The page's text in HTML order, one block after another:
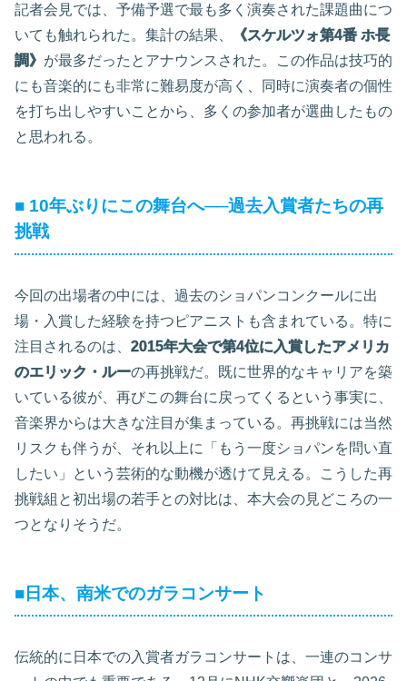
記者会見では、予備予選で最も多く演奏された課題曲につ
いても触れられた。集計の結果、
《スケルツォ第4番 ホ長
調》 が最多だったとアナウンスされた。この作品は技巧的
にも音楽的にも非常に難易度が高く、同時に演奏者の個性
を打ち出しやすいことから、多くの参加者が選曲したもの
と思われる。
■ 10年ぶりにこの舞台へ──過去入賞者たちの再
挑戦
今回の出場者の中には、過去のショパンコンクールに出
場・入賞した経験を持つピアニストも含まれている。特に
注目されるのは、 2015年大会で第4位に入賞したアメリカ
のエリック・ルーの再挑戦だ。既に世界的なキャリアを築
いている彼が、再びこの舞台に戻ってくるという事実に、
音楽界からは大きな注目が集まっている。再挑戦には当然
リスクも伴うが、それ以上に「もう一度ショパンを問い直
したい」という芸術的な動機が透けて見える。こうした再
挑戦組と初出場の若手との対比は、本大会の見どころの一
つとなりそうだ。
■日本、南米でのガラコンサート
伝統的に日本での入賞者ガラコンサートは、一連のコンサ